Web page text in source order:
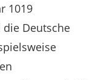
1019
Deutsche